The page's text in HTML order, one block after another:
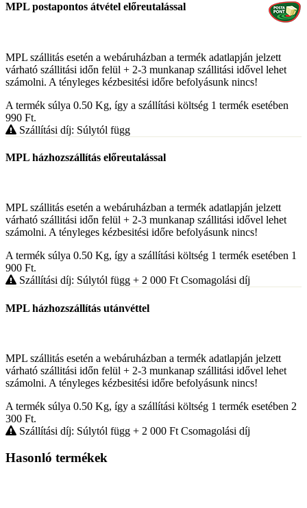
MPL postapontos átvétel előreutalással
MPL szállitás esetén a webáruházban a termék adatlapján jelzett
várható szállitási időn felül + 2-3 munkanap szállitási idővel lehet
számolni. A tényleges kézbesitési időre befolyásunk nincs!
A termék súlya 0.50 Kg, így a szállítási költség 1 termék esetében
990 Ft.
Szállítási díj: Súlytól függ
MPL házhozszállítás előreutalással
MPL szállitás esetén a webáruházban a termék adatlapján jelzett
várható szállitási időn felül + 2-3 munkanap szállitási idővel lehet
számolni. A tényleges kézbesitési időre befolyásunk nincs!
A termék súlya 0.50 Kg, így a szállítási költség 1 termék esetében 1
900 Ft.
Szállítási díj: Súlytól függ + 2 000 Ft Csomagolási díj
MPL házhozszállítás utánvéttel
MPL szállitás esetén a webáruházban a termék adatlapján jelzett
várható szállitási időn felül + 2-3 munkanap szállitási idővel lehet
számolni. A tényleges kézbesitési időre befolyásunk nincs!
A termék súlya 0.50 Kg, így a szállítási költség 1 termék esetében 2
300 Ft.
Szállítási díj: Súlytól függ + 2 000 Ft Csomagolási díj
Hasonló termékek